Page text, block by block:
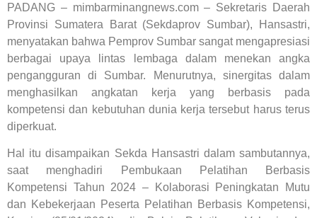
PADANG – mimbarminangnews.com – Sekretaris Daerah
Provinsi Sumatera Barat (Sekdaprov Sumbar), Hansastri,
menyatakan bahwa Pemprov Sumbar sangat mengapresiasi
berbagai upaya lintas lembaga dalam menekan angka
pengangguran di Sumbar. Menurutnya, sinergitas dalam
menghasilkan angkatan kerja yang berbasis pada
kompetensi dan kebutuhan dunia kerja tersebut harus terus
diperkuat.
Hal itu disampaikan Sekda Hansastri dalam sambutannya,
saat menghadiri Pembukaan Pelatihan Berbasis
Kompetensi Tahun 2024 – Kolaborasi Peningkatan Mutu
dan Kebekerjaan Peserta Pelatihan Berbasis Kompetensi,